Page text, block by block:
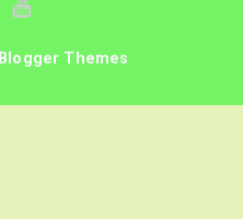
Blogger Themes